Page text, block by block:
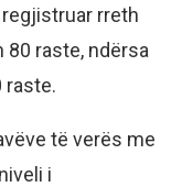
rreth
80 raste, ndërsa
raste.
të verës me
i